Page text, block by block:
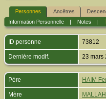
Personnes Ancêtres
Information Personnelle| Notes
ID personne 73812
Dernière modif. 23 mars
Père HAIM
Mère